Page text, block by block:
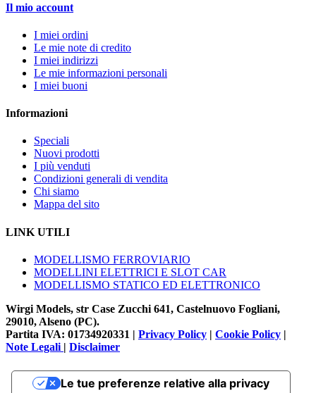
Il mio account
I miei ordini
Le mie note di credito
I miei indirizzi
Le mie informazioni personali
I miei buoni
Informazioni
Speciali
Nuovi prodotti
I più venduti
Condizioni generali di vendita
Chi siamo
Mappa del sito
LINK UTILI
MODELLISMO FERROVIARIO
MODELLINI ELETTRICI E SLOT CAR
MODELLISMO STATICO ED ELETTRONICO
Wirgi Models, str Case Zucchi 641, Castelnuovo Fogliani,
29010, Alseno (PC).
Partita IVA: 01734920331 | Privacy Policy | Cookie Policy |
Note Legali | Disclaimer
Le tue preferenze relative alla privacy